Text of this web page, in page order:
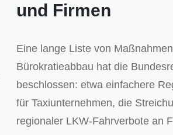
und Firmen
Eine lange Liste von
Bürokratieabbau hat die
beschlossen: etwa einfachere
für Taxiunternehmen, die
regionaler LKW-Fahrverbote an